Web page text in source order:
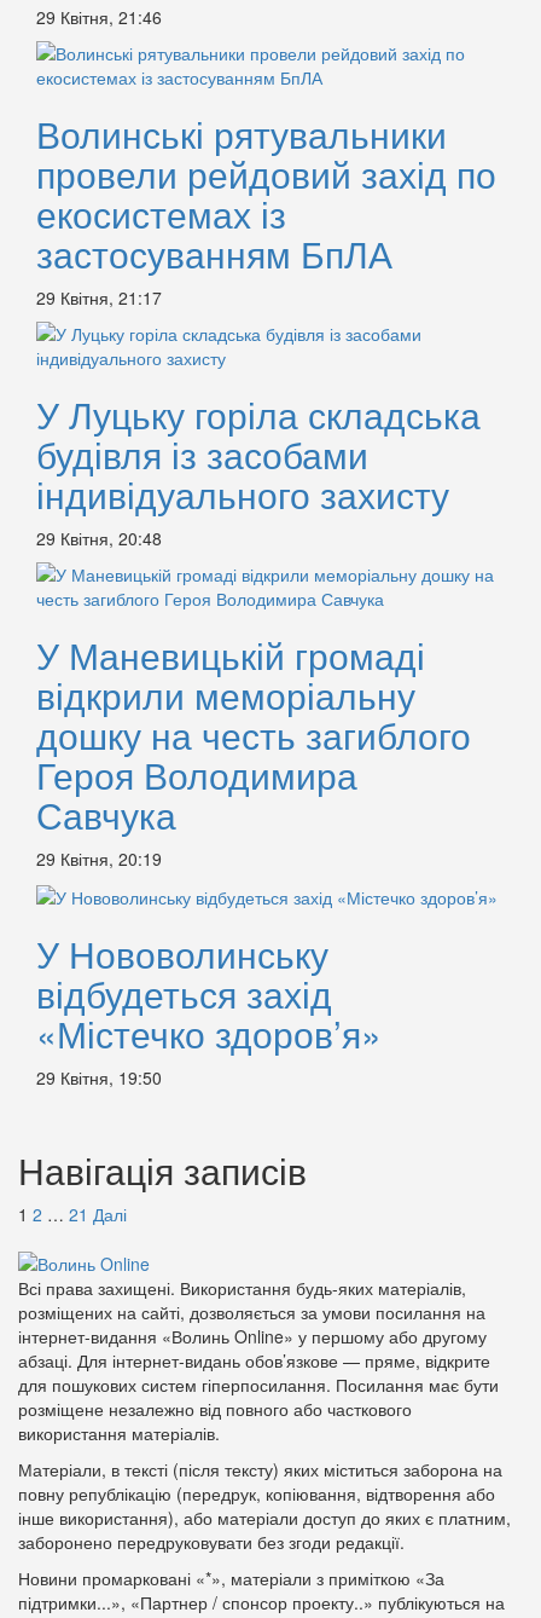
29 Квітня, 21:46
Волинські рятувальники
провели рейдовий захід по
екосистемах із
застосуванням БпЛА
29 Квітня, 21:17
У Луцьку горіла складська
будівля із засобами
індивідуального захисту
29 Квітня, 20:48
У Маневицькій громаді
відкрили меморіальну
дошку на честь загиблого
Героя Володимира
Савчука
29 Квітня, 20:19
У Нововолинську
відбудеться захід
«Містечко здоров’я»
29 Квітня, 19:50
Навігація записів
1 2 … 21 Далі
Всі права захищені. Використання будь-яких матеріалів,
розміщених на сайті, дозволяється за умови посилання на
інтернет-видання «Волинь Online» у першому або другому
абзаці. Для інтернет-видань обов’язкове — пряме, відкрите
для пошукових систем гіперпосилання. Посилання має бути
розміщене незалежно від повного або часткового
використання матеріалів.
Матеріали, в тексті (після тексту) яких міститься заборона на
повну републікацію (передрук, копіювання, відтворення або
інше використання), або матеріали доступ до яких є платним,
заборонено передруковувати без згоди редакції.
Новини промарковані «*», матеріали з приміткою «За
підтримки...», «Партнер / спонсор проекту..» публікуються на